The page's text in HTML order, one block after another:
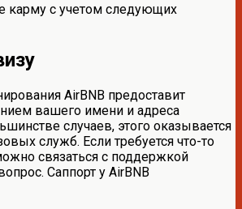
карму с учетом следующих
AirBNB предоставит
вашего имени и адреса
случаев, этого оказывается
служб. Если требуется что-то
связаться с поддержкой
Саппорт у AirBNB